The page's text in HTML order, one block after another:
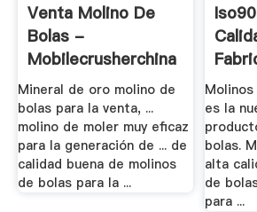
Venta Molino De
Bolas -
Mobilecrusherchina
Mineral de oro molino de
bolas para la venta, ...
molino de moler muy eficaz
para la generación de ... de
calidad buena de molinos
de bolas para la ...
De .
es la
bolas.
alta
de
para ...